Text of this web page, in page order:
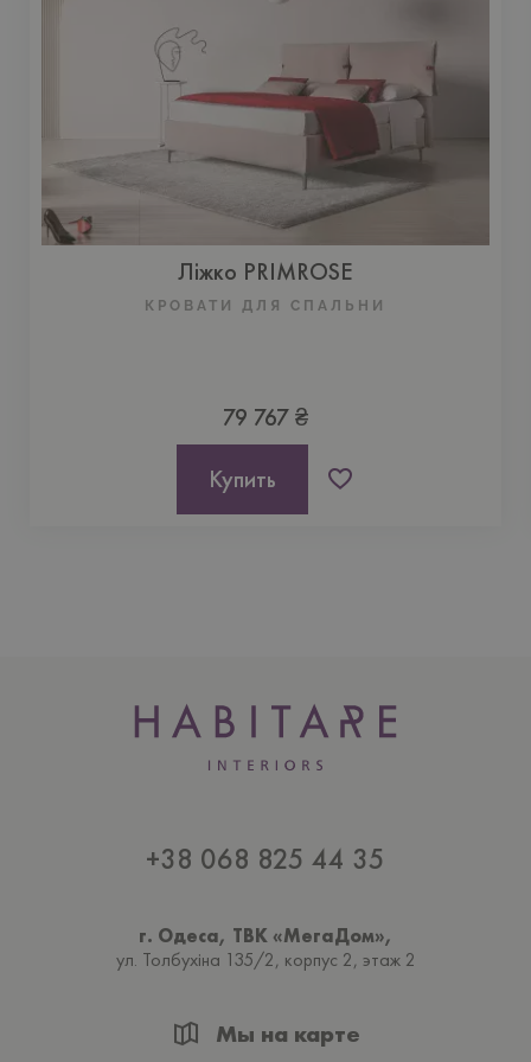
Ліжко PRIMROSE
КРОВАТИ ДЛЯ СПАЛЬНИ
79 767 ₴
Купить
+38 068 825 44 35
г. Одеса, ТВК «МегаДом»,
ул. Толбухiна 135/2, корпус 2, этаж 2
Мы на карте